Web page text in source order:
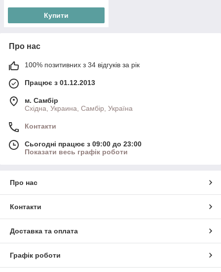
Купити
Про нас
100% позитивних з 34 відгуків за рік
Працює з 01.12.2013
м. Самбір
Східна, Украина, Самбір, Україна
Контакти
Сьогодні працює з 09:00 до 23:00
Показати весь графік роботи
Про нас
Контакти
Доставка та оплата
Графік роботи